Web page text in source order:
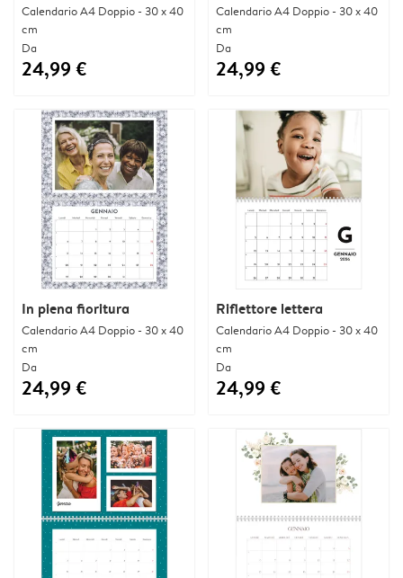
Calendario A4 Doppio - 30 x 40
cm
Da
24,99 €
Calendario A4 Doppio - 30 x 40
cm
Da
24,99 €
In piena fioritura
Calendario A4 Doppio - 30 x 40
cm
Da
24,99 €
Riflettore lettera
Calendario A4 Doppio - 30 x 40
cm
Da
24,99 €